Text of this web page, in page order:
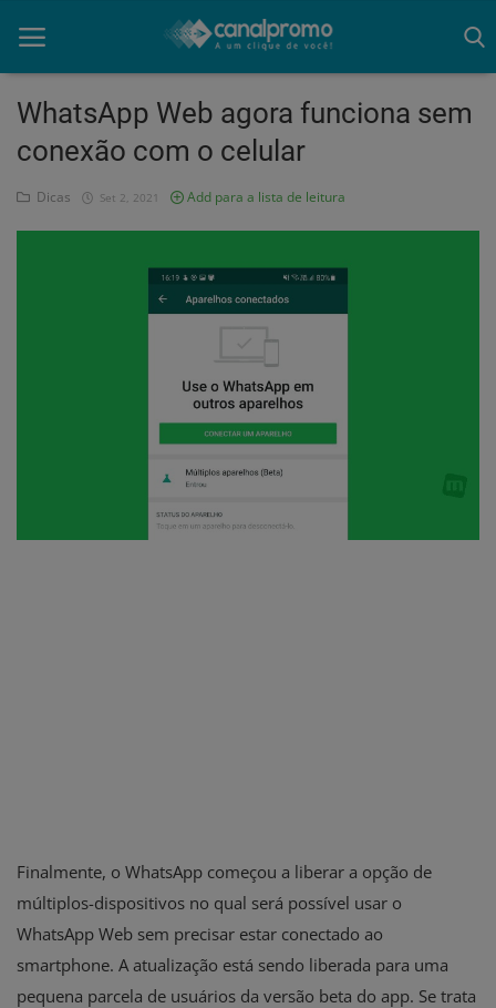
Home
Mato Grosso
WhatsApp Web agora funciona sem
conexão com o celular
Dicas Set 2, 2021 Add para a lista de leitura
Finalmente, o WhatsApp começou a liberar a opção de
múltiplos-dispositivos no qual será possível usar o
WhatsApp Web sem precisar estar conectado ao
smartphone. A atualização está sendo liberada para uma
pequena parcela de usuários da versão beta do app. Se trata